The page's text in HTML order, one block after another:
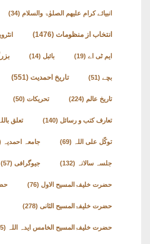
انبیائے کرام علیھم الصلوٰۃ والسلام (34)
انتخاب از منظومات (1476)
ایم ٹی اے (19) بائبل (14)
بچے (51) تاریخ احمدیت (551)
تاریخ عالم (224) تحریکات (50)
تعارف کتب و رسائل (140) تعلق باللہ
توکّل علی اللہ (69) جامعہ احمدیہ
جلسہ سالانہ (132) جیوگرافی (57)
حضرت خلیفۃالمسیح الاول (76)
حضرت خلیفۃالمسیح الثانی (278)
حضرت خلیفۃالمسیح الخامس ایدہ اللہ (195)